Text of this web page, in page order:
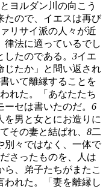
ヨルダン川の向こう
たので、イエスは再び
リサイ派の人々が近
律法に適っているでし
たのである。 3イエ
じたか」と問い返され
いて離縁することを
れた。「あなたたち
セは書いたのだ。 6
を男と女とにお造りに
その妻と結ばれ、 8二
別々ではなく、一体で
さったものを、人は
ら、弟子たちがまたこ
われた。「妻を離縁し